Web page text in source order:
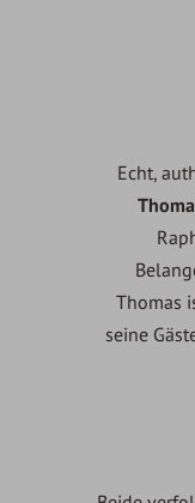
Echt,
Thomas
seine